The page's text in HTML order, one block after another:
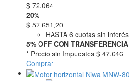
$ 72.064
20%
$ 57.651,20
HASTA 6 cuotas sin interés
5% OFF CON TRANSFERENCIA
* Precio sin Impuestos $ 47.646
Comprar